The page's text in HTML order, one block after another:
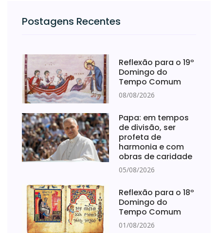
Postagens Recentes
Reflexão para o 19º
Domingo do
Tempo Comum
08/08/2026
Papa: em tempos
de divisão, ser
profeta de
harmonia e com
obras de caridade
05/08/2026
Reflexão para o 18º
Domingo do
Tempo Comum
01/08/2026